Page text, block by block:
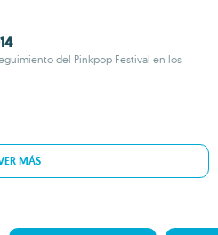
del Pinkpop Festival en los
MÁS